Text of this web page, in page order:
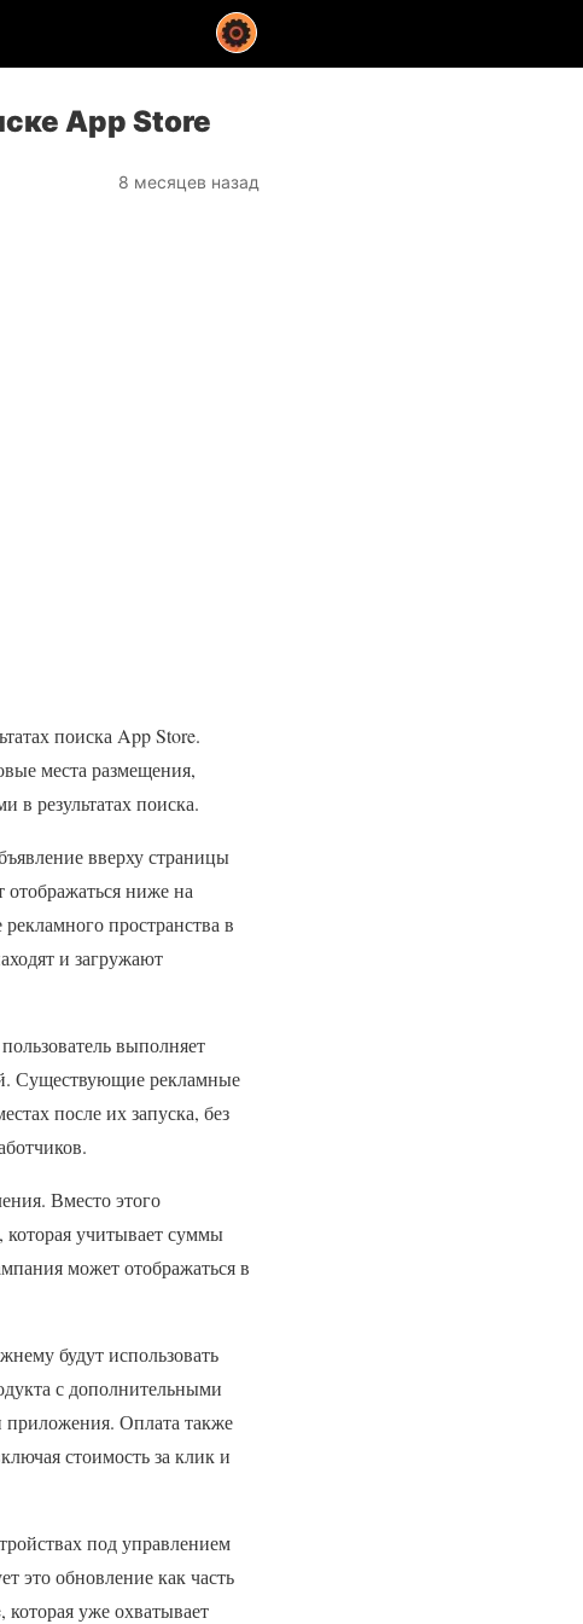
App Store
8 месяцев назад
поиска App Store.
места размещения,
результатах поиска.
вверху страницы
отображаться ниже на
пространства в
и загружают
выполняет
Существующие рекламные
после их запуска, без
Вместо этого
которая учитывает суммы
может отображаться в
будут использовать
с дополнительными
Оплата также
стоимость за клик и
под управлением
это обновление как часть
уже охватывает